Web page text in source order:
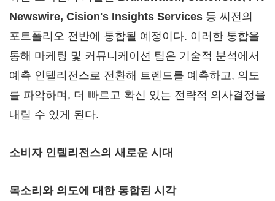
Newswire, Cision's Insights Services 등 씨전의
포트폴리오 전반에 통합될 예정이다. 이러한 통합을
통해 마케팅 및 커뮤니케이션 팀은 기술적 분석에서
예측 인텔리전스로 전환해 트렌드를 예측하고, 의도
를 파악하며, 더 빠르고 확신 있는 전략적 의사결정을
내릴 수 있게 된다.
소비자 인텔리전스의 새로운 시대
목소리와 의도에 대한 통합된 시각